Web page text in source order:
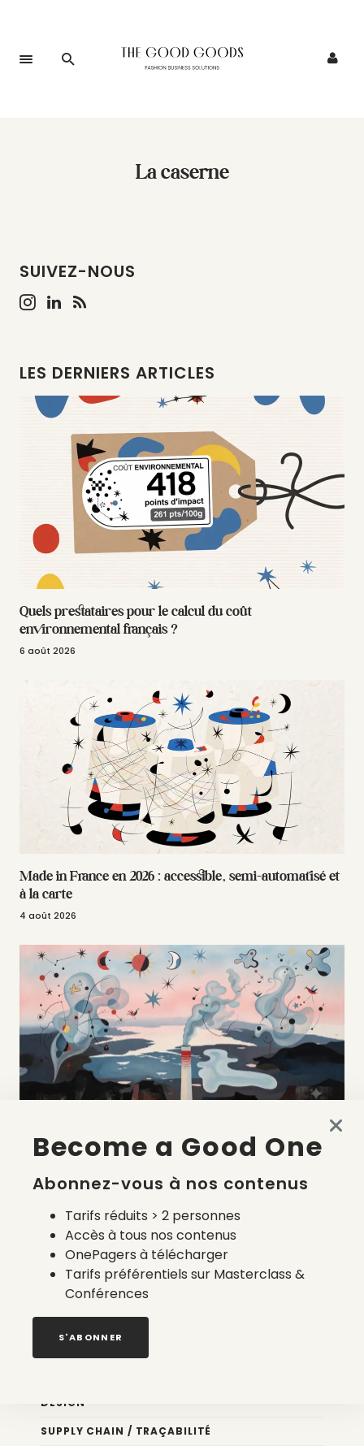
La caserne
SUIVEZ-NOUS
LES DERNIERS ARTICLES
Quels prestataires pour le calcul du coût
environnemental français ?
6 août 2026
Made in France en 2026 : accessible, semi-automatisé et
à la carte
4 août 2026
La liste des prestataires du bilan carbone d’une marque
de mode
2 août 2026
DESIGN
SUPPLY CHAIN / TRAÇABILITÉ
Become a Good One
Abonnez-vous à nos contenus
Tarifs réduits > 2 personnes
Accès à tous nos contenus
OnePagers à télécharger
Tarifs préférentiels sur Masterclass &
Conférences
S'ABONNER